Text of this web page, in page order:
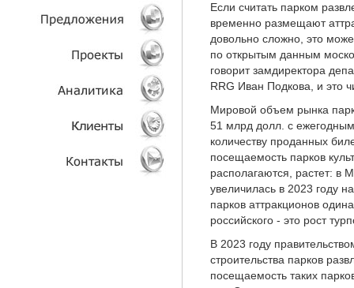
ТЕХНОЛОГИИ
ОБЪЕКТЫ
ПРОЕКТЫ
АНАЛИТИКА
КЛИЕНТЫ
Если считать парком
временно размещают
довольно сложно, это
по открытым данным
говорит замдиректора
RRG Иван Подкова, и это
Мировой объем рынка
51 млрд долл. с
количеству проданных
посещаемость парков
располагаются, растет: в
увеличилась в 2023 году
парков аттракционов
российского - это рост
В 2023 году
строительства парков
посещаемость таких